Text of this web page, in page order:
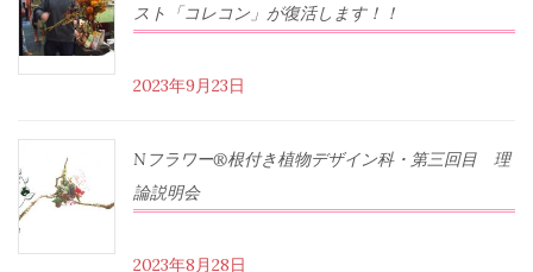
スト「コレコン」が復活します！！
2023年9月23日
Nフラワー®根付き植物デザイン科・第三回目 理
論説明会
2023年8月28日